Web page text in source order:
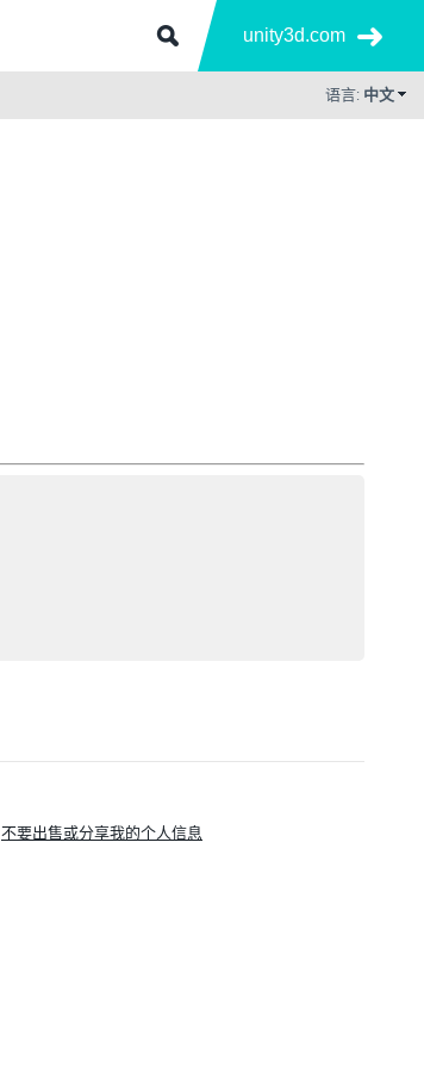
unity3d.com
语言: 中文
不要出售或分享我的个人信息